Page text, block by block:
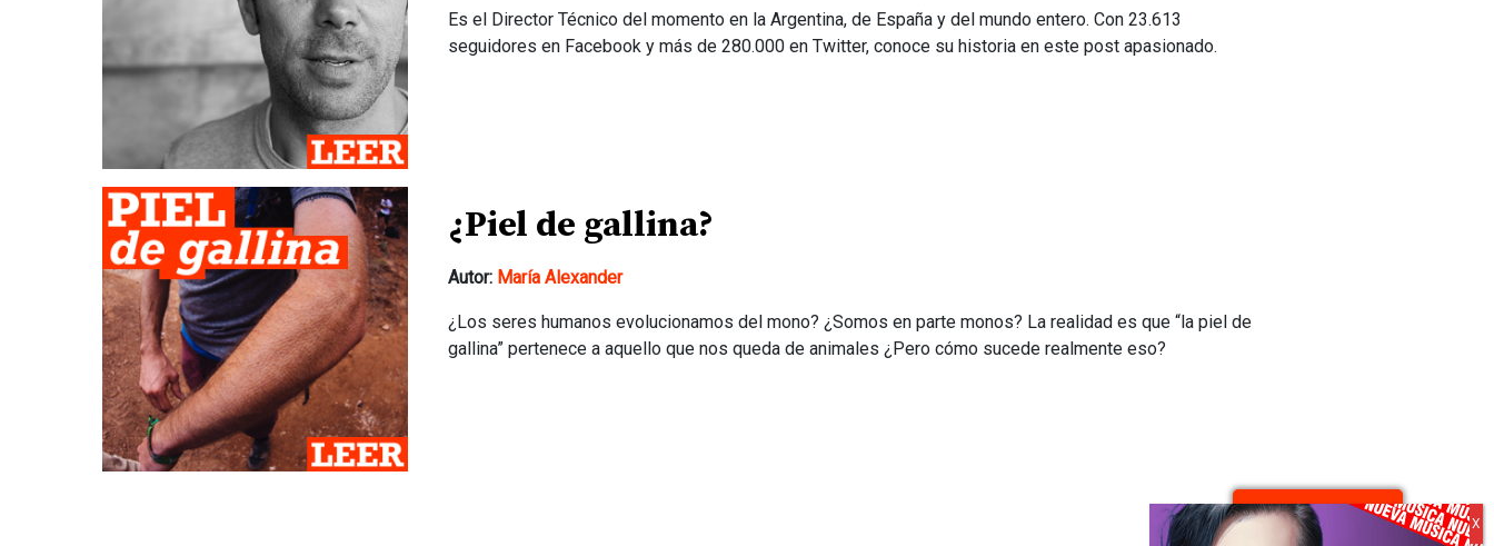
Es el Director Técnico del momento en la Argentina, de España y del mundo entero. Con 23.613
seguidores en Facebook y más de 280.000 en Twitter, conoce su historia en este post apasionado.
¿Piel de gallina?
Autor: María Alexander
¿Los seres humanos evolucionamos del mono? ¿Somos en parte monos? La realidad es que “la piel de
gallina” pertenece a aquello que nos queda de animales ¿Pero cómo sucede realmente eso?
Artículos antiguos